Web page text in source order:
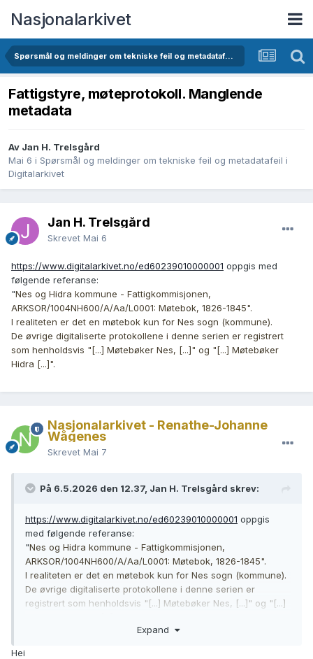
Nasjonalarkivet
Spørsmål og meldinger om tekniske feil og metadatafeil i Digitalarkivet
Fattigstyre, møteprotokoll. Manglende
metadata
Av Jan H. Trelsgård
Mai 6 i Spørsmål og meldinger om tekniske feil og metadatafeil i
Digitalarkivet
Jan H. Trelsgård
Skrevet Mai 6
https://www.digitalarkivet.no/ed60239010000001 oppgis med
følgende referanse:
"Nes og Hidra kommune - Fattigkommisjonen,
ARKSOR/1004NH600/A/Aa/L0001: Møtebok, 1826-1845".
I realiteten er det en møtebok kun for Nes sogn (kommune).
De øvrige digitaliserte protokollene i denne serien er registrert
som henholdsvis "[...] Møtebøker Nes, [...]" og "[...] Møtebøker
Hidra [...]".
Nasjonalarkivet - Renathe-Johanne
Wågenes
Skrevet Mai 7
På 6.5.2026 den 12.37, Jan H. Trelsgård skrev:
https://www.digitalarkivet.no/ed60239010000001 oppgis
med følgende referanse:
"Nes og Hidra kommune - Fattigkommisjonen,
ARKSOR/1004NH600/A/Aa/L0001: Møtebok, 1826-1845".
I realiteten er det en møtebok kun for Nes sogn (kommune).
De øvrige digitaliserte protokollene i denne serien er
registrert som henholdsvis "[...] Møtebøker Nes, [...]" og "[...]
Expand
Hei